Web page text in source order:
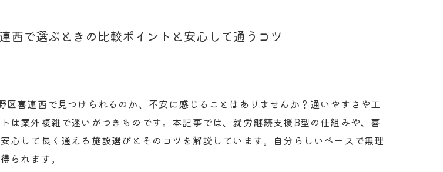
西で選ぶときの比較ポイントと安心して通うコツ
喜連西で見つけられるのか、不安に感じることはありませんか？通いやすさや工
は案外複雑で迷いがつきものです。本記事では、就労継続支援B型の仕組みや、喜
心して長く通える施設選びとそのコツを解説しています。自分らしいペースで無理
られます。